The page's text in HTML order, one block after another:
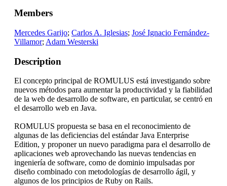
Members
Mercedes Garijo; Carlos A. Iglesias; José Ignacio Fernández-
Villamor; Adam Westerski
Description
El concepto principal de ROMULUS está investigando sobre
nuevos métodos para aumentar la productividad y la fiabilidad
de la web de desarrollo de software, en particular, se centró en
el desarrollo web en Java.
ROMULUS propuesta se basa en el reconocimiento de
algunas de las deficiencias del estándar Java Enterprise
Edition, y proponer un nuevo paradigma para el desarrollo de
aplicaciones web aprovechando las nuevas tendencias en
ingeniería de software, como de dominio impulsadas por
diseño combinado con metodologías de desarrollo ágil, y
algunos de los principios de Ruby on Rails.